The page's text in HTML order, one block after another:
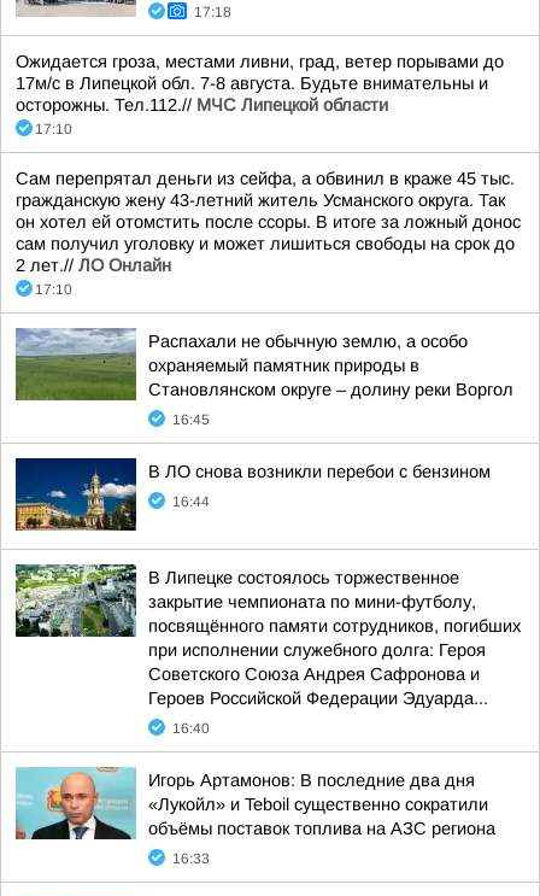
17:18
Ожидается гроза, местами ливни, град, ветер порывами до
17м/с в Липецкой обл. 7-8 августа. Будьте внимательны и
осторожны. Тел.112.// МЧС Липецкой области
17:10
Сам перепрятал деньги из сейфа, а обвинил в краже 45 тыс.
гражданскую жену 43-летний житель Усманского округа. Так
он хотел ей отомстить после ссоры. В итоге за ложный донос
сам получил уголовку и может лишиться свободы на срок до
2 лет.// ЛО Онлайн
17:10
Распахали не обычную землю, а особо
охраняемый памятник природы в
Становлянском округе – долину реки Воргол
16:45
В ЛО снова возникли перебои с бензином
16:44
В Липецке состоялось торжественное
закрытие чемпионата по мини-футболу,
посвящённого памяти сотрудников, погибших
при исполнении служебного долга: Героя
Советского Союза Андрея Сафронова и
Героев Российской Федерации Эдуарда...
16:40
Игорь Артамонов: В последние два дня
«Лукойл» и Teboil существенно сократили
объёмы поставок топлива на АЗС региона
16:33